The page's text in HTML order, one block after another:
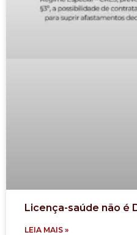
Licença-saúde não é
LEIA MAIS »